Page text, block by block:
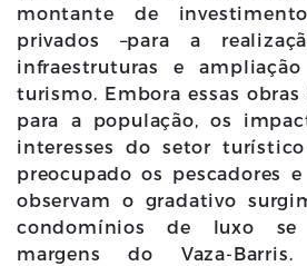
montante de
privados –para a
infraestruturas e
turismo. Embora essas
para a população, os
interesses do setor
preocupado os pescadores
observam o gradativo
condomínios de luxo se
margens do Vaza-